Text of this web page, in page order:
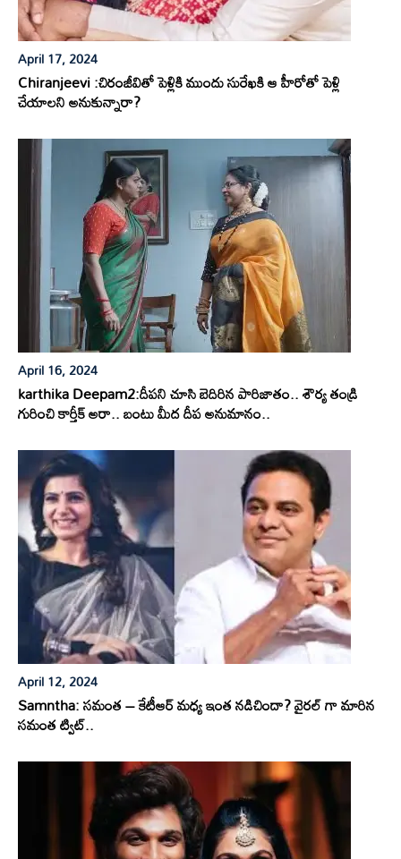
April 17, 2024
Chiranjeevi :చిరంజీవితో పెళ్లికి ముందు సురేఖకి ఆ హీరోతో పెళ్లి
చేయాలని అనుకున్నారా?
April 16, 2024
karthika Deepam2:దీపని చూసి బెదిరిన పారిజాతం.. శౌర్య తండ్రి
గురించి కార్తీక్ అరా.. బంటు మీద దీప అనుమానం..
April 12, 2024
Samntha: సమంత – కేటీఆర్ మధ్య ఇంత నడిచిందా? వైరల్ గా మారిన
సమంత ట్విట్..